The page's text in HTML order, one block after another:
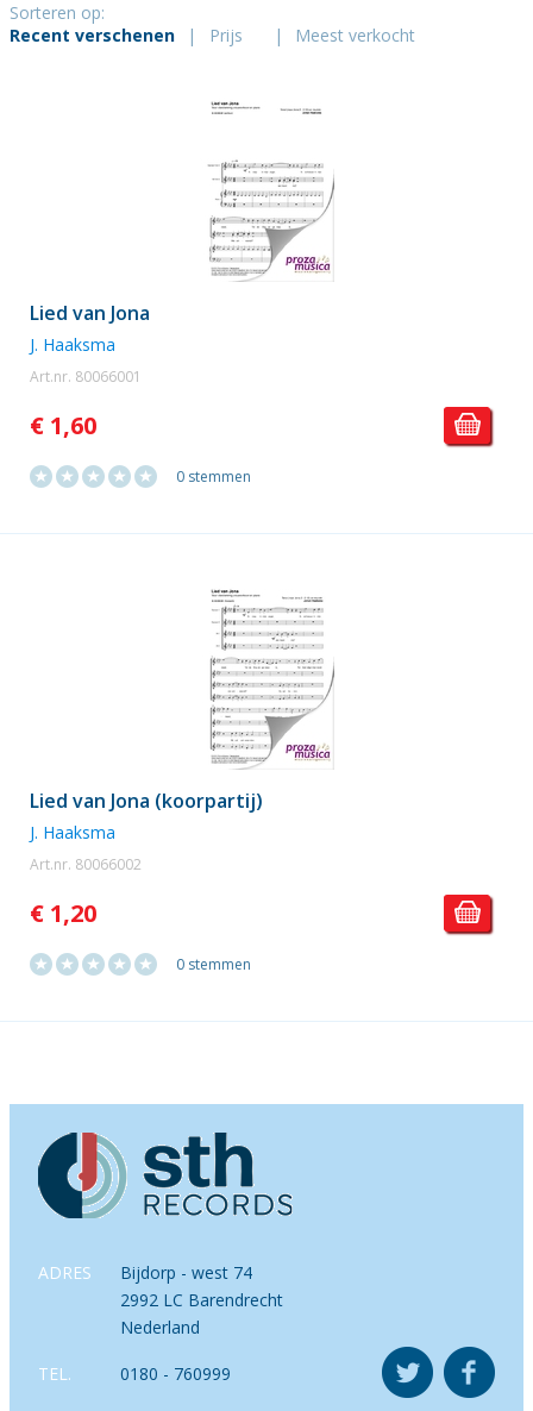
Sorteren op:
Recent verschenen
| Prijs | Meest verkocht
Lied van Jona
J. Haaksma
Art.nr. 80066001
€ 1,60
0 stemmen
Lied van Jona (koorpartij)
J. Haaksma
Art.nr. 80066002
€ 1,20
0 stemmen
ADRES
Bijdorp - west 74
2992 LC Barendrecht
Nederland
TEL. 0180 - 760999